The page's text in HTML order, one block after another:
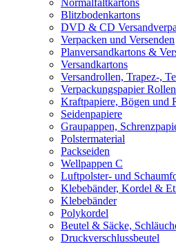
Normalfaltkartons
Blitzbodenkartons
DVD & CD
Verpacken und Versenden
Planversandkartons &
Versandkartons
Versandrollen, Trapez-,
Verpackungspapier
Kraftpapiere, Bögen und
Seidenpapiere
Graupappen,
Polstermaterial
Packseiden
Wellpappen C
Luftpolster- und
Klebebänder, Kordel &
Klebebänder
Polykordel
Beutel & Säcke,
Druckverschlussbeutel